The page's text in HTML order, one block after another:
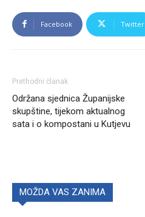
Facebook Twitter
Prethodni članak
Održana sjednica Županijske
skupštine, tijekom aktualnog
sata i o kompostani u Kutjevu
MOŽDA VAS ZANIMA